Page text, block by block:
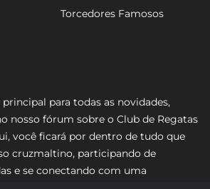
Torcedores Famosos
para todas as novidades,
nosso fórum sobre o Club de Regatas
você ficará por dentro de tudo que
cruzmaltino, participando de
e se conectando com uma